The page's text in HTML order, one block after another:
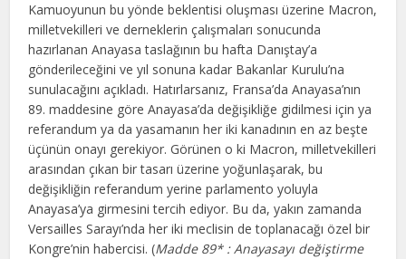
Kamuoyunun bu yönde beklentisi oluşması üzerine Macron,
milletvekilleri ve derneklerin çalışmaları sonucunda
hazırlanan Anayasa taslağının bu hafta Danıştay’a
gönderileceğini ve yıl sonuna kadar Bakanlar Kurulu’na
sunulacağını açıkladı. Hatırlarsanız, Fransa’da Anayasa’nın
89. maddesine göre Anayasa’da değişikliğe gidilmesi için ya
referandum ya da yasamanın her iki kanadının en az beşte
üçünün onayı gerekiyor. Görünen o ki Macron, milletvekilleri
arasından çıkan bir tasarı üzerine yoğunlaşarak, bu
değişikliğin referandum yerine parlamento yoluyla
Anayasa’ya girmesini tercih ediyor. Bu da, yakın zamanda
Versailles Sarayı’nda her iki meclisin de toplanacağı özel bir
Kongre’nin habercisi. (Madde 89* : Anayasayı değiştirme